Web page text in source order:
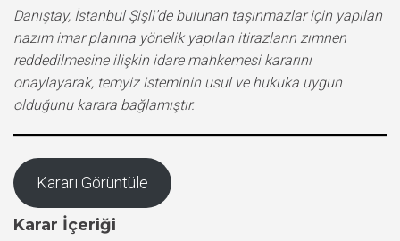
Danıştay, İstanbul Şişli’de bulunan taşınmazlar için yapılan
nazım imar planına yönelik yapılan itirazların zımnen
reddedilmesine ilişkin idare mahkemesi kararını
onaylayarak, temyiz isteminin usul ve hukuka uygun
olduğunu karara bağlamıştır.
Kararı Görüntüle
Karar İçeriği